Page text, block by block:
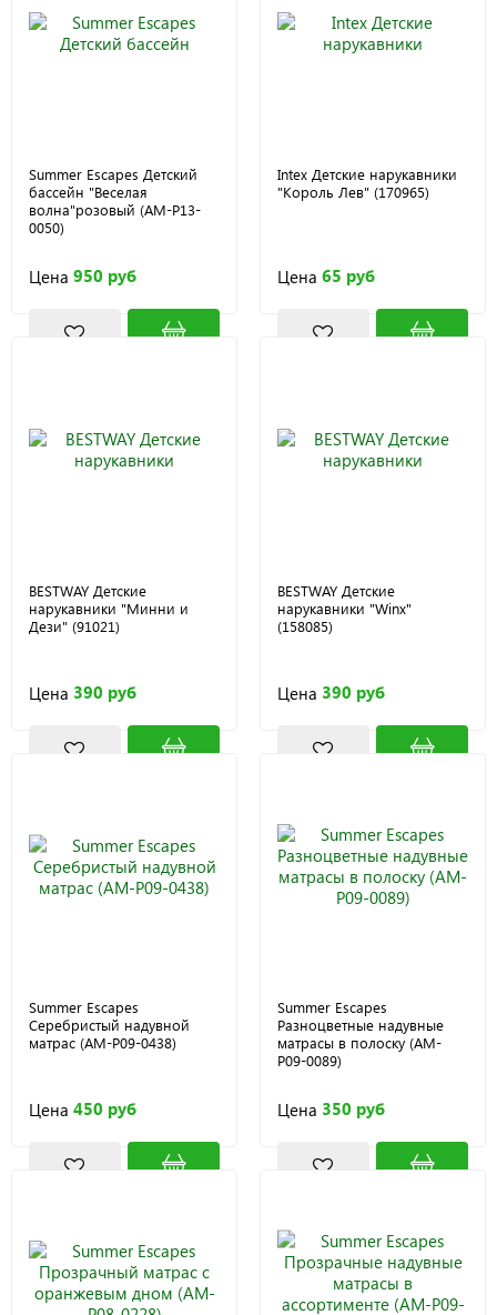
Summer Escapes Детский
бассейн "Веселая
волна"розовый (AM-P13-
0050)
Цена 950 руб
Intex Детские нарукавники
"Король Лев" (170965)
Цена 65 руб
BESTWAY Детские
нарукавники "Минни и
Дези" (91021)
Цена 390 руб
BESTWAY Детские
нарукавники "Winx"
(158085)
Цена 390 руб
Summer Escapes
Серебристый надувной
матрас (AM-P09-0438)
Цена 450 руб
Summer Escapes
Разноцветные надувные
матрасы в полоску (AM-
P09-0089)
Цена 350 руб